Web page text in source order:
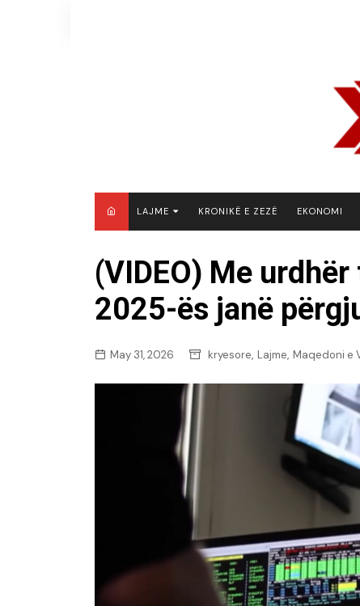
LAJME
KOSOVË
SHQIPËRI
BOTË
KRONIKË E ZEZË EKONOMI
(VIDEO) Me
2025-ës janë
May 31, 2026 kryesore, Lajme, Maqedoni e